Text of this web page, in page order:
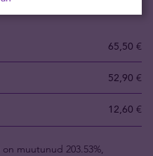
65,50 €
52,90 €
12,60 €
muutunud 203.53%,